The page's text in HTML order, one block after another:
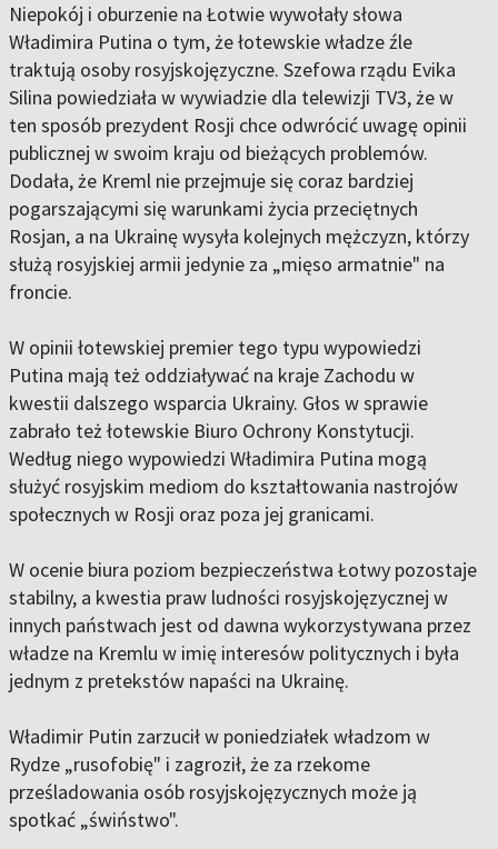
Niepokój i oburzenie na Łotwie wywołały słowa
Władimira Putina o tym, że łotewskie władze źle
traktują osoby rosyjskojęzyczne. Szefowa rządu Evika
Silina powiedziała w wywiadzie dla telewizji TV3, że w
ten sposób prezydent Rosji chce odwrócić uwagę opinii
publicznej w swoim kraju od bieżących problemów.
Dodała, że Kreml nie przejmuje się coraz bardziej
pogarszającymi się warunkami życia przeciętnych
Rosjan, a na Ukrainę wysyła kolejnych mężczyzn, którzy
służą rosyjskiej armii jedynie za „mięso armatnie" na
froncie.
W opinii łotewskiej premier tego typu wypowiedzi
Putina mają też oddziaływać na kraje Zachodu w
kwestii dalszego wsparcia Ukrainy. Głos w sprawie
zabrało też łotewskie Biuro Ochrony Konstytucji.
Według niego wypowiedzi Władimira Putina mogą
służyć rosyjskim mediom do kształtowania nastrojów
społecznych w Rosji oraz poza jej granicami.
W ocenie biura poziom bezpieczeństwa Łotwy pozostaje
stabilny, a kwestia praw ludności rosyjskojęzycznej w
innych państwach jest od dawna wykorzystywana przez
władze na Kremlu w imię interesów politycznych i była
jednym z pretekstów napaści na Ukrainę.
Władimir Putin zarzucił w poniedziałek władzom w
Rydze „rusofobię" i zagroził, że za rzekome
prześladowania osób rosyjskojęzycznych może ją
spotkać „świństwo".